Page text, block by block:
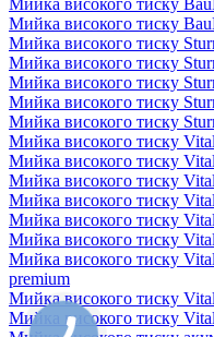
Мийка високого тиску
Мийка високого тиску
Мийка високого тиску
Мийка високого тиску
Мийка високого тиску
Мийка високого тиску
Мийка високого тиску
Мийка високого тиску
Мийка високого тиску
Мийка високого тиску
Мийка високого тиску
Мийка високого тиску
Мийка високого тиску
Мийка високого тиску
premium
Мийка високого тиску
Мийка високого тиску